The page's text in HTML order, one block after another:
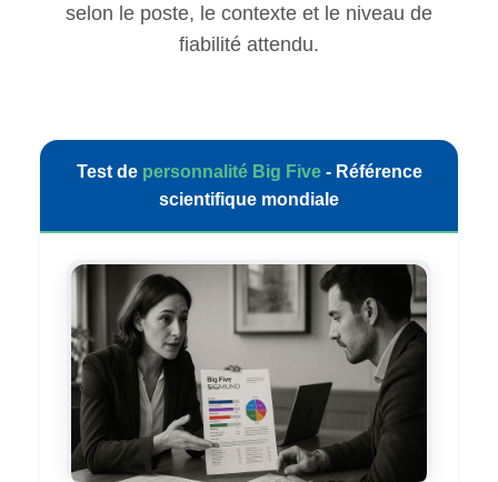
selon le poste, le contexte et le niveau de
fiabilité attendu.
Test de personnalité Big Five- Référence
scientifique mondiale